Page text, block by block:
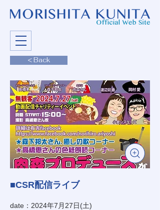
< Back
■CSR配信ライブ
date：2024年7月27日(土)